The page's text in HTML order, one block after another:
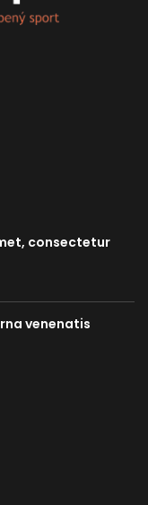
consectetur
venenatis